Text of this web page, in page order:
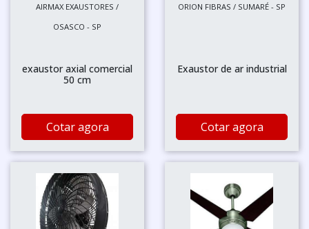
AIRMAX EXAUSTORES /
OSASCO - SP
exaustor axial comercial
50 cm
Cotar agora
ORION FIBRAS / SUMARÉ - SP
Exaustor de ar industrial
Cotar agora